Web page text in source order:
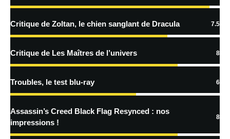
Critique de Zoltan, le chien sanglant de Dracula 7.5
Critique de Les Maîtres de l’univers 8
Troubles, le test blu-ray 6
Assassin’s Creed Black Flag Resynced : nos
impressions !
8